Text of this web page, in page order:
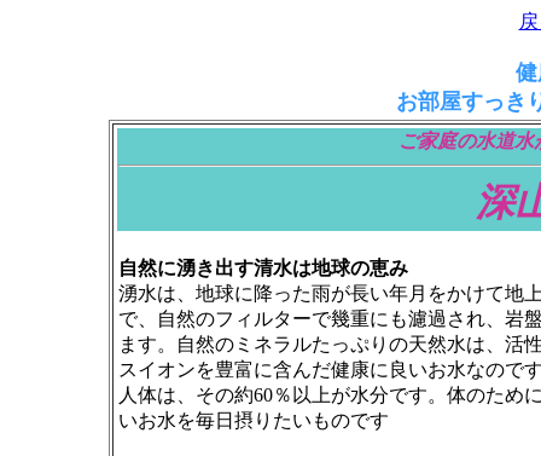
お部屋すっき
ご家庭の水道
深
自然に湧き出す清水は地球の恵み
湧水は、地球に降った雨が長い年月をかけて地
で、自然のフィルターで幾重にも濾過され、岩
ます。自然のミネラルたっぷりの天然水は、活
スイオンを豊富に含んだ健康に良いお水なので
人体は、その約60％以上が水分です。体のため
いお水を毎日摂りたいものです